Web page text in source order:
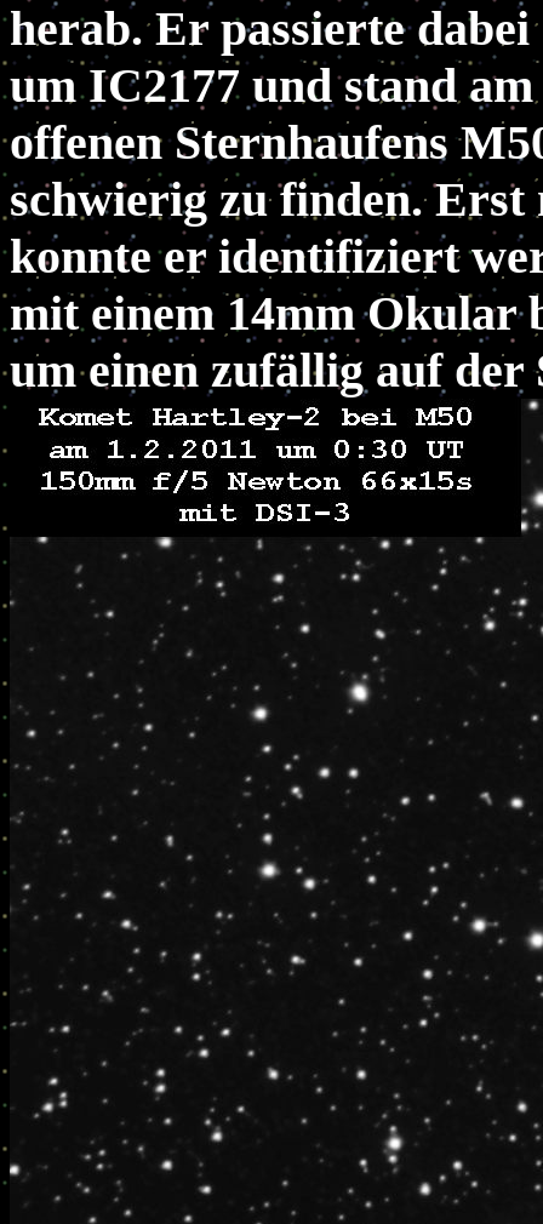
herab. Er passierte
um IC2177 und stand
offenen Sternhaufens
schwierig zu finden. Erst
konnte er identifiziert
mit einem 14mm Okular
um einen zufällig auf der